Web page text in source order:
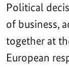
Political
of business,
together at
European